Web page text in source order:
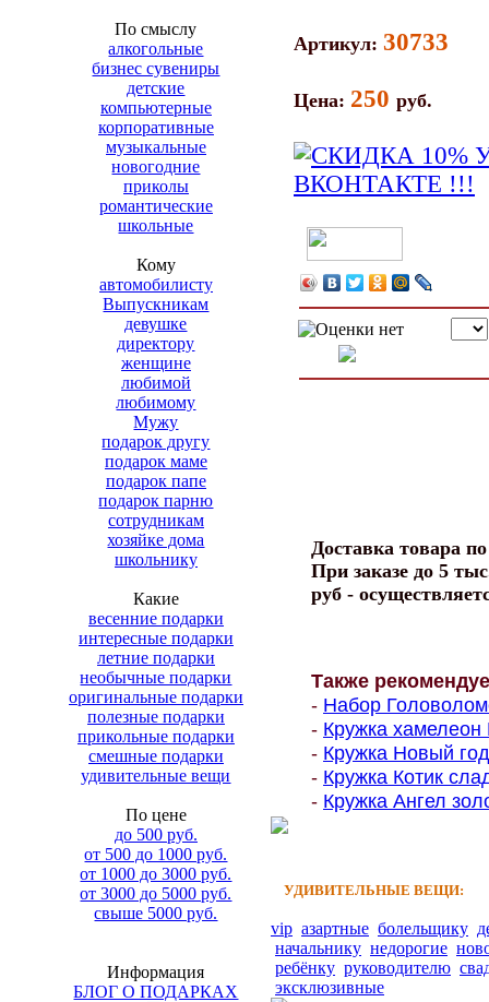
По смыслу
алкогольные
бизнес сувениры
детские
компьютерные
корпоративные
музыкальные
новогодние
приколы
романтические
школьные
Кому
автомобилисту
Выпускникам
девушке
директору
женщине
любимой
любимому
Мужу
подарок другу
подарок маме
подарок папе
подарок парню
сотрудникам
хозяйке дома
школьнику
Какие
весенние подарки
интересные подарки
летние подарки
необычные подарки
оригинальные подарки
полезные подарки
прикольные подарки
смешные подарки
удивительные вещи
По цене
до 500 руб.
от 500 до 1000 руб.
от 1000 до 3000 руб.
от 3000 до 5000 руб.
свыше 5000 руб.
Информация
БЛОГ О ПОДАРКАХ
Артикул: 30733
Цена: 250 руб.
Доставка товара
При заказе до 5
руб -
Также
- Набор
- Кружка
- Кружка Новый
- Кружка Котик
- Кружка Ангел
УДИВИТЕЛЬНЫЕ ВЕЩИ:
vip азартные болельщику
начальнику недорогие
ребёнку руководителю
эксклюзивные